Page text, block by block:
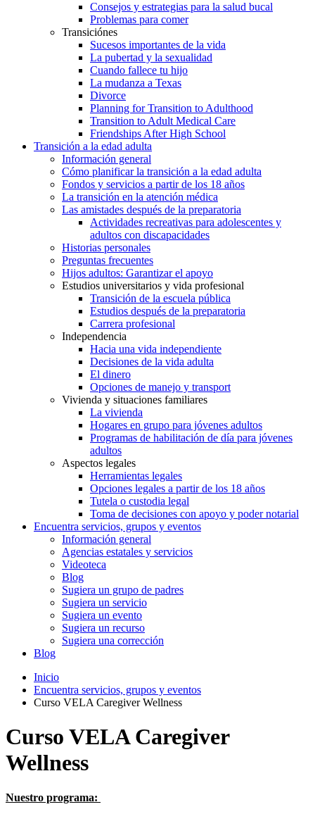
Consejos y estrategias para la salud bucal
Problemas para comer
Transiciónes
Sucesos importantes de la vida
La pubertad y la sexualidad
Cuando fallece tu hijo
La mudanza a Texas
Divorce
Planning for Transition to Adulthood
Transition to Adult Medical Care
Friendships After High School
Transición a la edad adulta
Información general
Cómo planificar la transición a la edad adulta
Fondos y servicios a partir de los 18 años
La transición en la atención médica
Las amistades después de la preparatoria
Actividades recreativas para adolescentes y
adultos con discapacidades
Historias personales
Preguntas frecuentes
Hijos adultos: Garantizar el apoyo
Estudios universitarios y vida profesional
Transición de la escuela pública
Estudios después de la preparatoria
Carrera profesional
Independencia
Hacia una vida independiente
Decisiones de la vida adulta
El dinero
Opciones de manejo y transport
Vivienda y situaciones familiares
La vivienda
Hogares en grupo para jóvenes adultos
Programas de habilitación de día para jóvenes
adultos
Aspectos legales
Herramientas legales
Opciones legales a partir de los 18 años
Tutela o custodia legal
Toma de decisiones con apoyo y poder notarial
Encuentra servicios, grupos y eventos
Información general
Agencias estatales y servicios
Videoteca
Blog
Sugiera un grupo de padres
Sugiera un servicio
Sugiera un evento
Sugiera un recurso
Sugiera una corrección
Blog
Inicio
Encuentra servicios, grupos y eventos
Curso VELA Caregiver Wellness
Curso VELA Caregiver
Wellness
Nuestro programa: